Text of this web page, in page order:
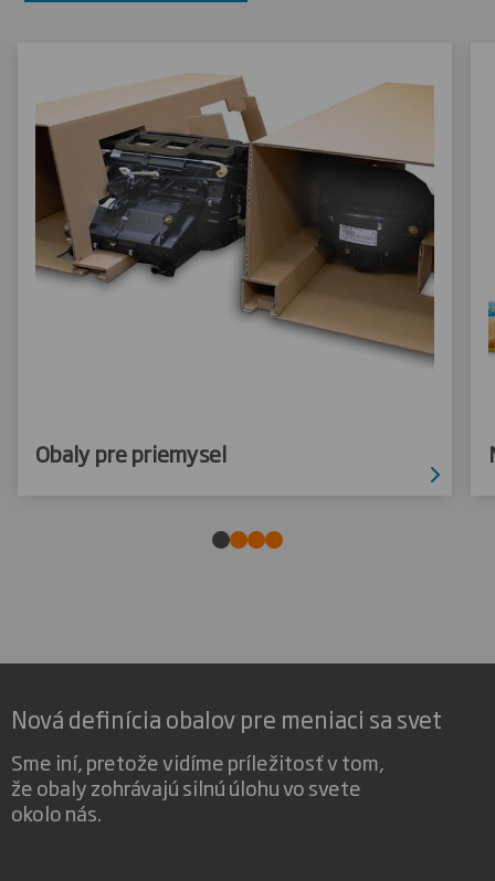
Obaly pre priemysel
Nová definícia obalov pre meniaci sa svet
Sme iní, pretože vidíme príležitosť v tom,
že obaly zohrávajú silnú úlohu vo svete
okolo nás.